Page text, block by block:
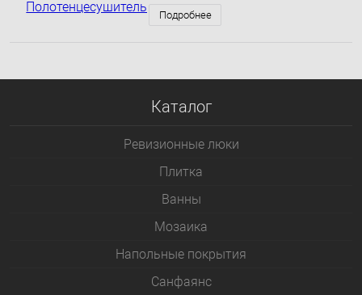
Подробнее
Каталог
Ревизионные люки
Плитка
Bанны
Мозаика
Напольные покрытия
Санфаянс